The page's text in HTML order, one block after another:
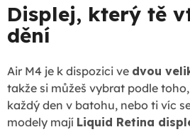
Displej, který tě
dění
Air M4 je k dispozici ve dvou
takže si můžeš vybrat podle
každý den v batohu, nebo ti víc
modely mají Liquid Retina